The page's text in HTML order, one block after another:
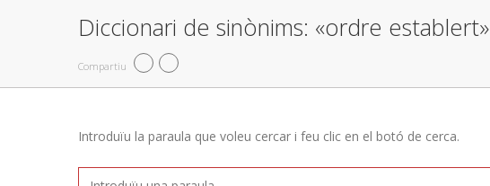
Diccionari de sinònims: «ordre establert»
Compartiu
Introduïu la paraula que voleu cercar i feu clic en el botó de cerca.